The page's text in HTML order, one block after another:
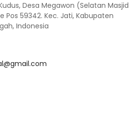
Desa Megawon (Selatan Masjid
Pos 59342. Kec. Jati, Kabupaten
Indonesia